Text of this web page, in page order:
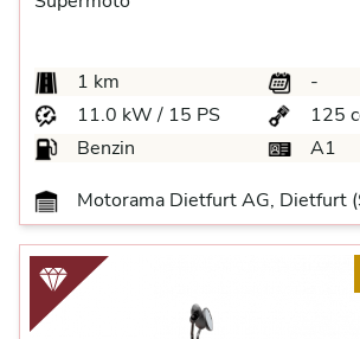
1 km
-
11.0 kW / 15 PS
125
Benzin
A1
Motorama Dietfurt AG, Dietfurt